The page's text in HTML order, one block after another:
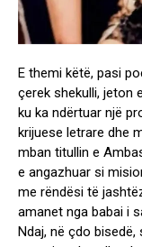
E themi këtë, pasi
çerek shekulli, jeton
ku ka ndërtuar një
krijuese letrare dhe
mban titullin e
e angazhuar si
me rëndësi të
amanet nga babai i
Ndaj, në çdo bisedë,